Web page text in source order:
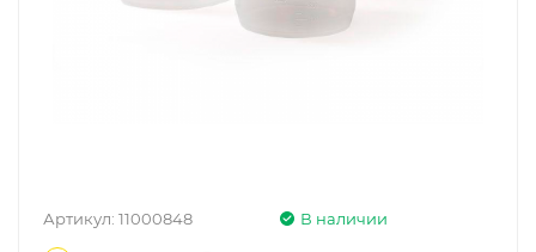
В наличии
Артикул: 11000848